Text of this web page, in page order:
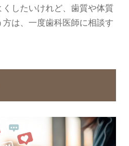
したいけれど、歯質や体質
は、一度歯科医師に相談す